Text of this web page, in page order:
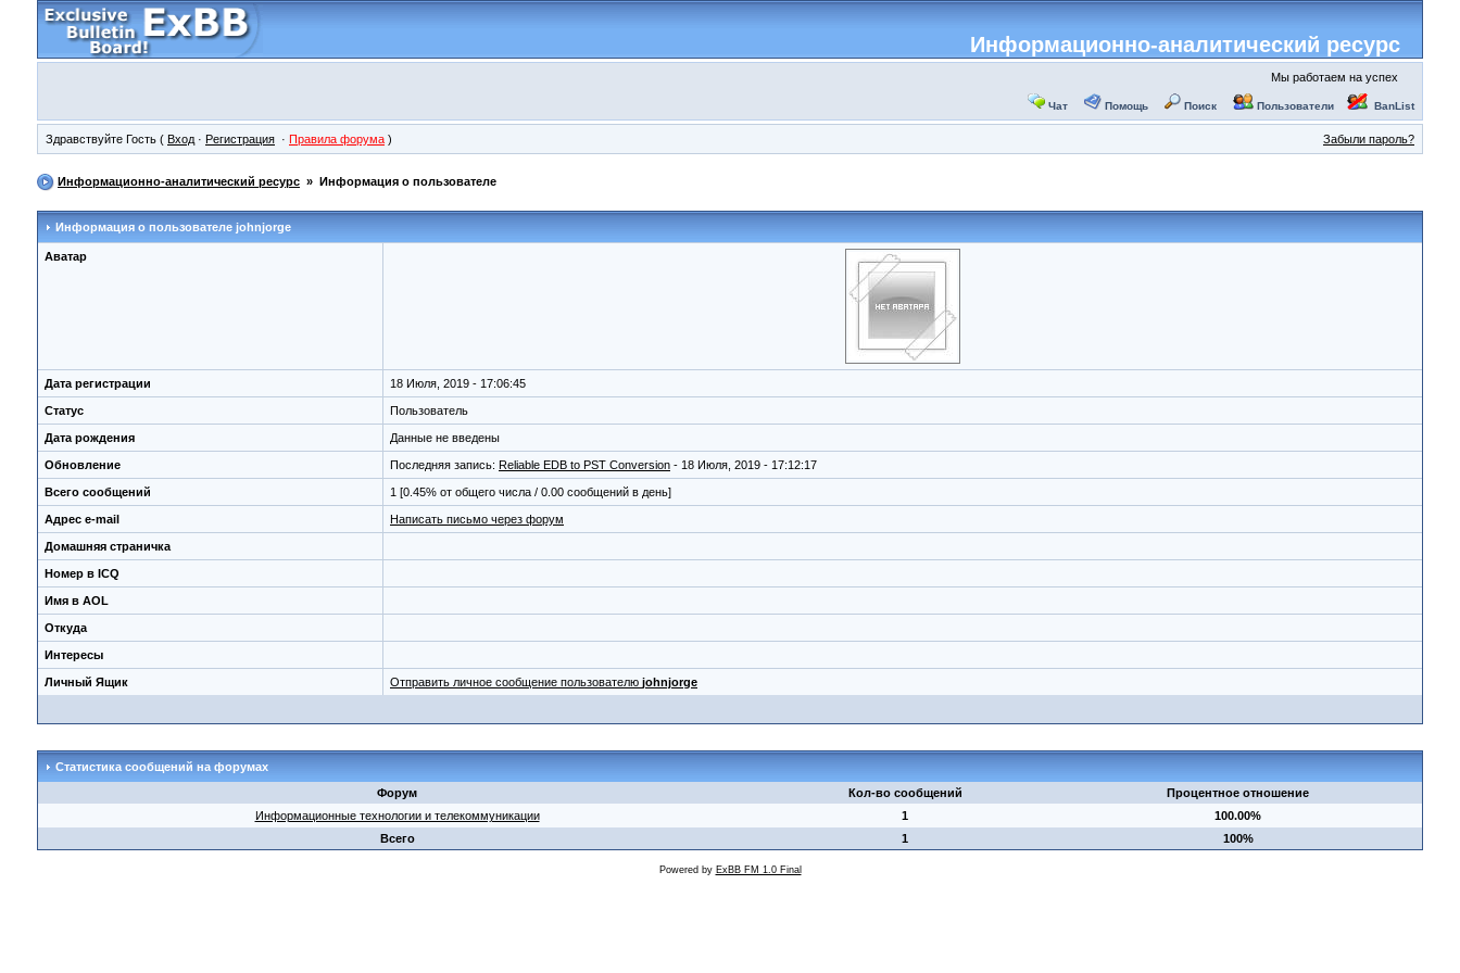
Информационно-аналитический ресурс
Мы работаем на успех
Чат Помощь Поиск Пользователи BanList
Здравствуйте Гость ( Вход · Регистрация · Правила форума ) Забыли пароль?
Информационно-аналитический ресурс » Информация о пользователе
Информация о пользователе johnjorge
Аватар
Дата регистрации 18 Июля, 2019 - 17:06:45
Статус Пользователь
Дата рождения Данные не введены
Обновление Последняя запись: Reliable EDB to PST Conversion - 18 Июля, 2019 - 17:12:17
Всего сообщений 1 [0.45% от общего числа / 0.00 сообщений в день]
Адрес e-mail Написать письмо через форум
Домашняя страничка
Номер в ICQ
Имя в AOL
Откуда
Интересы
Личный Ящик Отправить личное сообщение пользователю johnjorge
Статистика сообщений на форумах
Форум
Кол-во сообщений
Процентное отношение
Информационные технологии и телекоммуникации
1
100.00%
Всего
1 100%
Powered by ExBB FM 1.0 Final